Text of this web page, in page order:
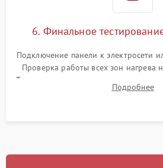
6. Финальное
Подключение панели к электросети
Проверка работы всех зон нагрева
Тестирование сенсорного
остаточного тепла и систем
Подробнее